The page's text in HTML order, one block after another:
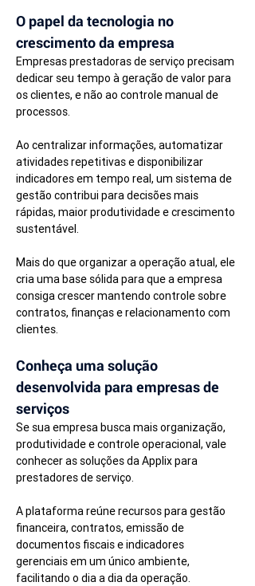
O papel da tecnologia no
crescimento da empresa
Empresas prestadoras de serviço precisam
dedicar seu tempo à geração de valor para
os clientes, e não ao controle manual de
processos.
Ao centralizar informações, automatizar
atividades repetitivas e disponibilizar
indicadores em tempo real, um sistema de
gestão contribui para decisões mais
rápidas, maior produtividade e crescimento
sustentável.
Mais do que organizar a operação atual, ele
cria uma base sólida para que a empresa
consiga crescer mantendo controle sobre
contratos, finanças e relacionamento com
clientes.
Conheça uma solução
desenvolvida para empresas de
serviços
Se sua empresa busca mais organização,
produtividade e controle operacional, vale
conhecer as soluções da Applix para
prestadores de serviço.
A plataforma reúne recursos para gestão
financeira, contratos, emissão de
documentos fiscais e indicadores
gerenciais em um único ambiente,
facilitando o dia a dia da operação.